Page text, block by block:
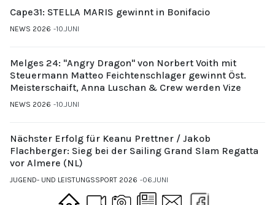
Cape31: STELLA MARIS gewinnt in Bonifacio
NEWS 2026 10.JUNI
Melges 24: "Angry Dragon" von Norbert Voith mit
Steuermann Matteo Feichtenschlager gewinnt Öst.
Meisterschaift, Anna Luschan & Crew werden Vize
NEWS 2026 10.JUNI
Nächster Erfolg für Keanu Prettner / Jakob
Flachberger: Sieg bei der Sailing Grand Slam Regatta
vor Almere (NL)
JUGEND- UND LEISTUNGSSPORT 2026 06.JUNI